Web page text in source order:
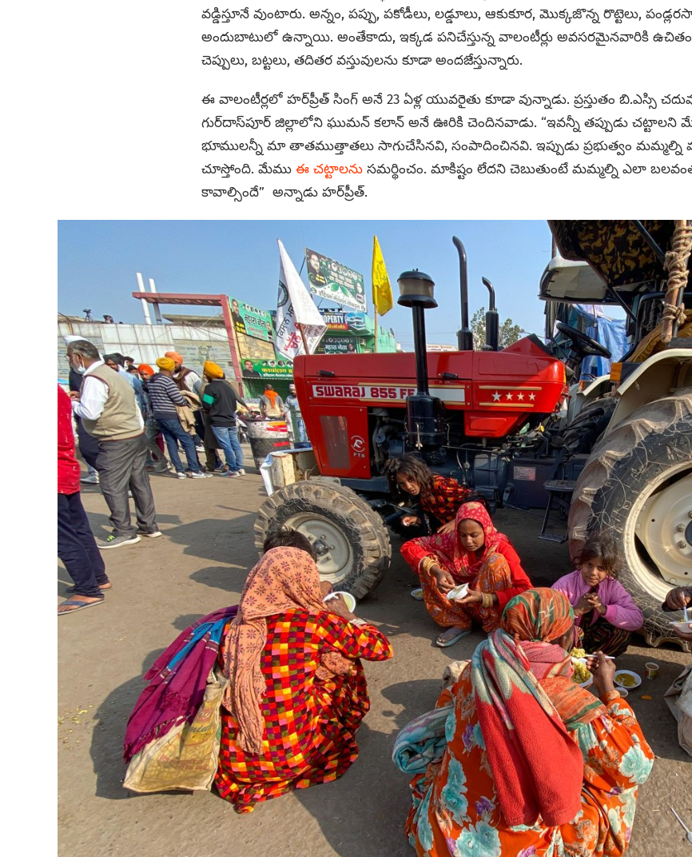
వడ్డిస్తూనే వుంటారు. అన్నం, పప్పు, పకోడీలు, లడ్డూలు, ఆకుకూర, మొక్కజొన్న రొట్టెలు,
అందుబాటులో ఉన్నాయి. అంతేకాదు, ఇక్కడ పనిచేస్తున్న వాలంటీర్లు అవసరమైనవారికి ఉచితంగా
చెప్పులు, బట్టలు, తదితర వస్తువులను కూడా అందజేస్తున్నారు.
ఈ వాలంటీర్లలో హర్‌ప్రీత్ సింగ్ అనే 23 ఏళ్ల యువరైతు కూడా వున్నాడు. ప్రస్తుతం బి.ఎస్సి
గుర్‌దాస్‌పూర్ జిల్లాలోని ఘుమన్ కలాన్ అనే ఊరికి చెందినవాడు. “ఇవన్నీ తప్పుడు చట్టాలని
భూములన్నీ మా తాతముత్తాతలు సాగుచేసినవి, సంపాదించినవి. ఇప్పుడు ప్రభుత్వం
చూస్తోంది. మేము ఈ చట్టాలను సమర్థించం. మాకిష్టం లేదని చెబుతుంటే మమ్మల్ని ఎలా
కావాల్సిందే” అన్నాడు హర్‌ప్రీత్.